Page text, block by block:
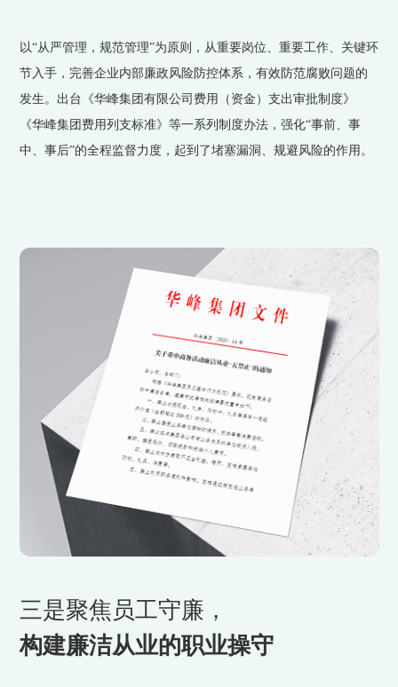
以“从严管理，规范管理”为原则，从重要岗位、重要工作、关键环
节入手，完善企业内部廉政风险防控体系，有效防范腐败问题的
发生。出台《华峰集团有限公司费用（资金）支出审批制度》
《华峰集团费用列支标准》等一系列制度办法，强化“事前、事
中、事后”的全程监督力度，起到了堵塞漏洞、规避风险的作用。
三是聚焦员工守廉，
构建廉洁从业的职业操守